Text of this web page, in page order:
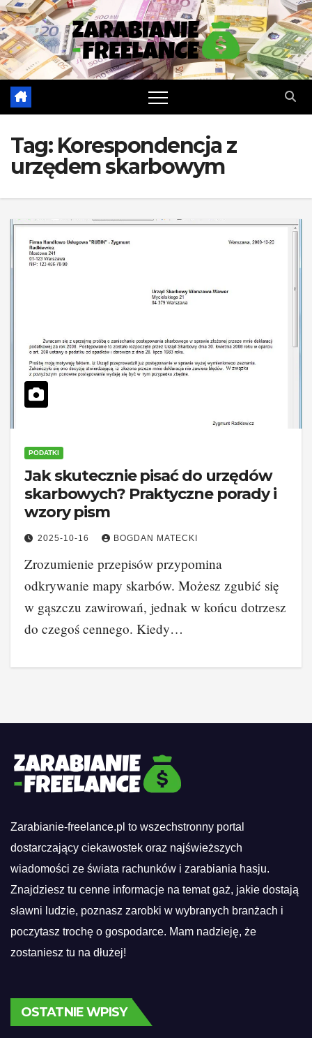
Skip
to
content
Tag: Korespondencja z
urzędem skarbowym
PODATKI
Jak skutecznie pisać do urzędów
skarbowych? Praktyczne porady i
wzory pism
2025-10-16 BOGDAN MATECKI
Zrozumienie przepisów przypomina
odkrywanie mapy skarbów. Możesz zgubić się
w gąszczu zawirowań, jednak w końcu dotrzesz
do czegoś cennego. Kiedy…
Zarabianie-freelance.pl to wszechstronny portal
dostarczający ciekawostek oraz najświeższych
wiadomości ze świata rachunków i zarabiania hasju.
Znajdziesz tu cenne informacje na temat gaż, jakie dostają
sławni ludzie, poznasz zarobki w wybranych branżach i
poczytasz trochę o gospodarce. Mam nadzieję, że
zostaniesz tu na dłużej!
OSTATNIE WPISY